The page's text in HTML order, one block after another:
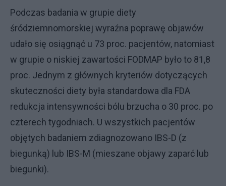
Podczas badania w grupie diety
śródziemnomorskiej wyraźna poprawę objawów
udało się osiągnąć u 73 proc. pacjentów, natomiast
w grupie o niskiej zawartości FODMAP było to 81,8
proc. Jednym z głównych kryteriów dotyczących
skuteczności diety była standardowa dla FDA
redukcja intensywności bólu brzucha o 30 proc. po
czterech tygodniach. U wszystkich pacjentów
objętych badaniem zdiagnozowano IBS-D (z
biegunką) lub IBS-M (mieszane objawy zaparć lub
biegunki).